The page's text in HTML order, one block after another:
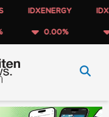
IDXENERGY
0.00%